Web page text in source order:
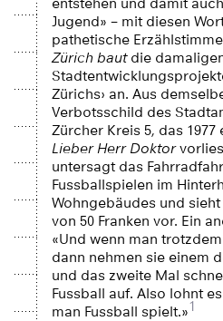
Jugend» – mit diesen
pathetische
Zürich bautdie
Zürichs› an. Aus
Verbotsschild des
Zürcher Kreis 5, das 1977
Lieber Herr Doktor
untersagt das
Fussballspielen im
Wohngebäudes und
von 50 Franken vor. Ein
«Und wenn man
dann nehmen sie einem
und das zweite Mal
Fussball auf. Also lohnt
man Fussball spielt.»1